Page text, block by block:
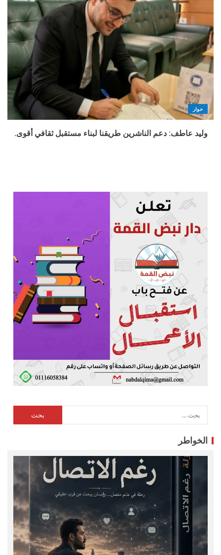
حوار
وليد عاطف: دعم الناشرين طريقنا لبناء مستقبل ثقافي أقوى.
الخواطر